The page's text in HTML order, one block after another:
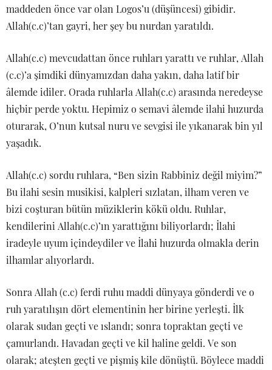
maddeden önce var olan Logos’u (düşüncesi) gibidir.
Allah(c.c)’tan gayri, her şey bu nurdan yaratıldı.
Allah(c.c) mevcudattan önce ruhları yarattı ve ruhlar, Allah
(c.c)’a şimdiki dünyamızdan daha yakın, daha latif bir
âlemde idiler. Orada ruhlarla Allah(c.c) arasında neredeyse
hiçbir perde yoktu. Hepimiz o semavi âlemde ilahi huzurda
oturarak, O’nun kutsal nuru ve sevgisi ile yıkanarak bin yıl
yaşadık.
Allah(c.c) sordu ruhlara, “Ben sizin Rabbiniz değil miyim?”
Bu ilahi sesin musikisi, kalpleri sızlatan, ilham veren ve
bizi coşturan bütün müziklerin kökü oldu. Ruhlar,
kendilerini Allah(c.c)’ın yarattığını biliyorlardı; İlahi
iradeyle uyum içindeydiler ve İlahi huzurda olmakla derin
ilhamlar alıyorlardı.
Sonra Allah (c.c) ferdi ruhu maddi dünyaya gönderdi ve o
ruh yaratılışın dört elementinin her birine yerleşti. İlk
olarak sudan geçti ve ıslandı; sonra topraktan geçti ve
çamurlandı. Havadan geçti ve kil haline geldi. Ve son
olarak; ateşten geçti ve pişmiş kile dönüştü. Böylece maddi